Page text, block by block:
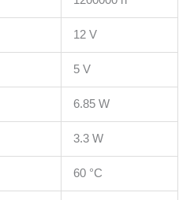
12 V
5 V
6.85 W
3.3 W
60 °C